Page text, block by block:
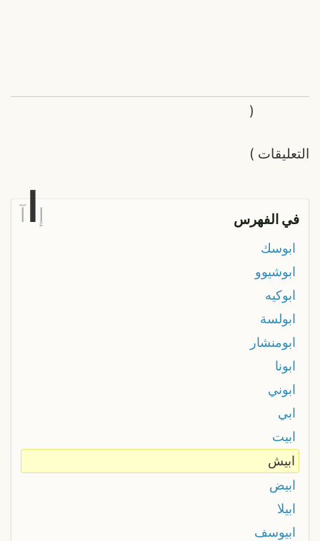
التعليقات
(
)
في الفهرس إ آ
ابوسك
ابوشيوو
ابوكيه
ابولسة
ابومنشار
ابونا
ابوني
ابي
ابيت
ابيش
ابيض
ابيلا
ابيوسف